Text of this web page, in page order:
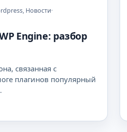
, Новости·
Engine: разбор
связанная с
плагинов популярный